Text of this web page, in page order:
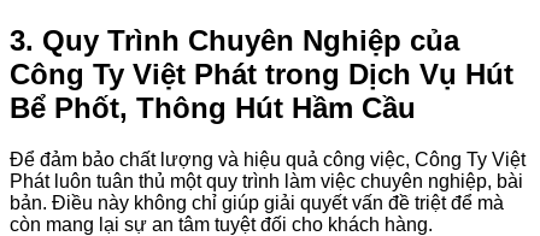
3. Quy Trình Chuyên Nghiệp của
Công Ty Việt Phát trong Dịch Vụ Hút
Bể Phốt, Thông Hút Hầm Cầu
Để đảm bảo chất lượng và hiệu quả công việc, Công Ty Việt
Phát luôn tuân thủ một quy trình làm việc chuyên nghiệp, bài
bản. Điều này không chỉ giúp giải quyết vấn đề triệt để mà
còn mang lại sự an tâm tuyệt đối cho khách hàng.